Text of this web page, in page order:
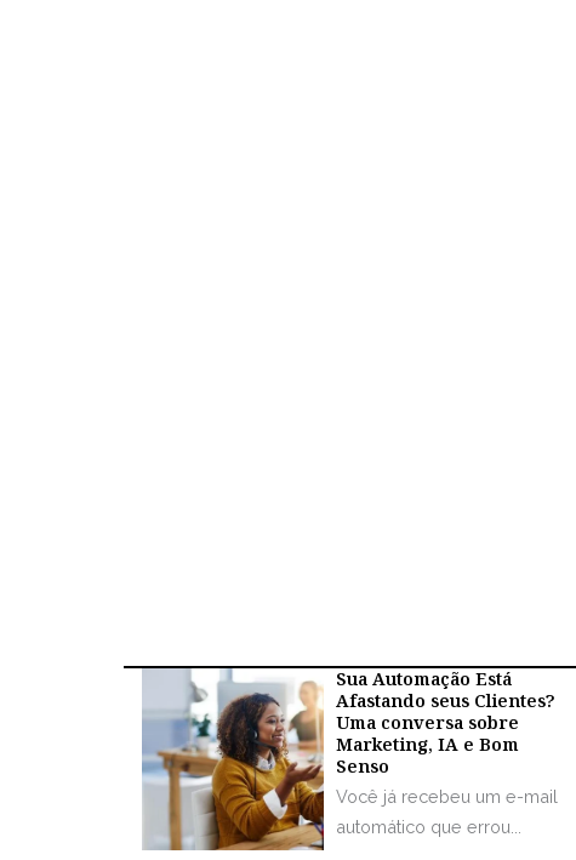
Sua Automação Está
Afastando seus Clientes?
Uma conversa sobre
Marketing, IA e Bom
Senso
Você já recebeu um e-mail
automático que errou...